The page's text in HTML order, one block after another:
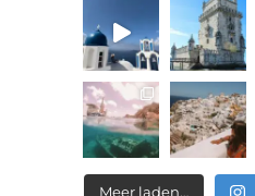
Meer laden…